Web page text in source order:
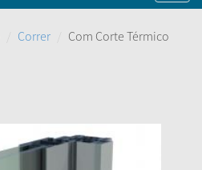
Correr
Com Corte Térmico